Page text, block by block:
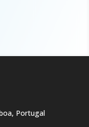
Portugal